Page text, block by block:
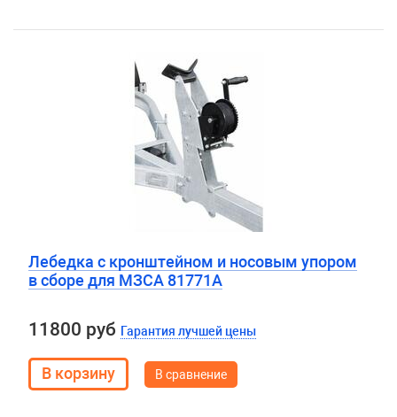
Лебедка с кронштейном и носовым упором
в сборе для МЗСА 81771А
11800 руб Гарантия лучшей цены
В сравнение